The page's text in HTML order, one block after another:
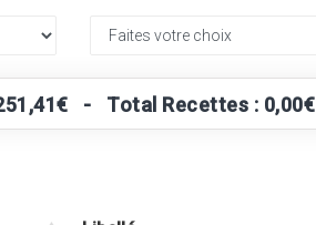
- Total Recettes : 0,00€